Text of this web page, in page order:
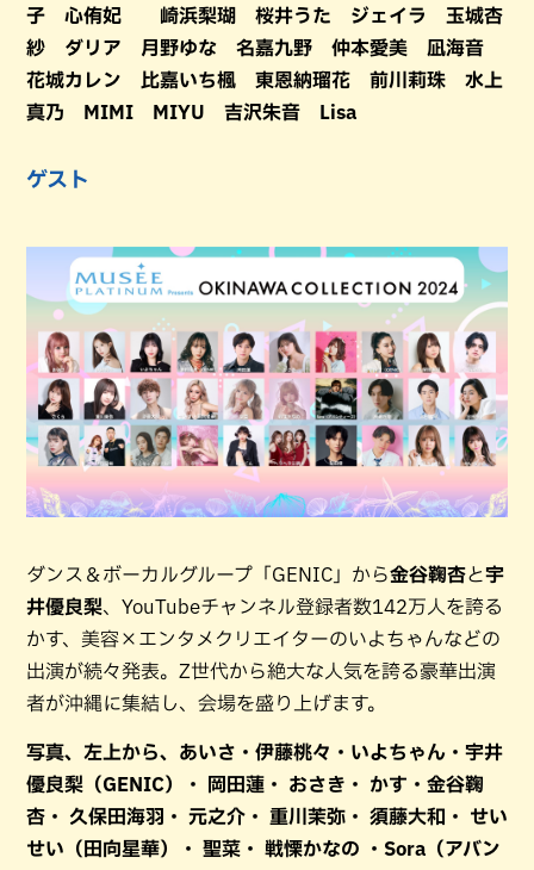
子 心侑妃 崎浜梨瑚 桜井うた ジェイラ 玉城杏
紗 ダリア 月野ゆな 名嘉九野 仲本愛美 凪海音
花城カレン 比嘉いち楓 東恩納瑠花 前川莉珠 水上
真乃 MIMI MIYU 吉沢朱音 Lisa
ゲスト
ダンス＆ボーカルグループ「GENIC」から金谷鞠杏と宇
井優良梨、YouTubeチャンネル登録者数142万人を誇る
かす、美容×エンタメクリエイターのいよちゃんなどの
出演が続々発表。Z世代から絶大な人気を誇る豪華出演
者が沖縄に集結し、会場を盛り上げます。
写真、左上から、あいさ・伊藤桃々・いよちゃん・宇井
優良梨（GENIC）・ 岡田蓮・ おさき・ かす・金谷鞠
杏・ 久保田海羽・ 元之介・ 重川茉弥・ 須藤大和・ せい
せい（田向星華）・ 聖菜・ 戦慄かなの ・Sora（アバン